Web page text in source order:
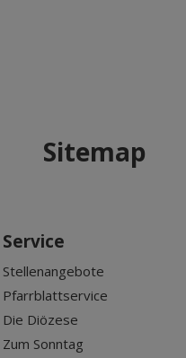
Sitemap
Service
Stellenangebote
Pfarrblattservice
Die Diözese
Zum Sonntag